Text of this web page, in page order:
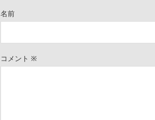
名前
コメント ※